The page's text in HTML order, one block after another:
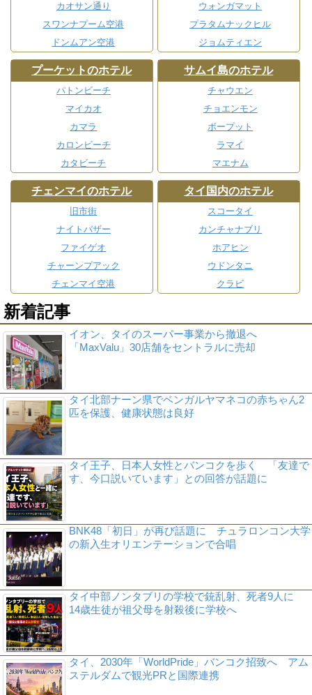
カオサン通り
スワンナプーム空港
ドンムアン空港
ウォンガマット
プラタムナックヒル
ジョムティエン
プーケットのホテル
パトンビーチ
マイカオ
カマラ
カロンビーチ
カタビーチ
サムイ島のホテル
チャウエン
チョエンモン
ボープット
ラマイ
マエナム
チェンマイのホテル
旧市街
ナイトバザー
ファイゲオ
チャーンプアック
チェンマイ空港
タイ国内のホテル
スコータイ
カンチャナブリ
ホアヒン
ウドンタニ
クラビ
新着記事
イオン、タイのスーパー事業から撤退へ
「MaxValu」30店舗をセントラルに売却
タイ北部ナーン県でベンガルヤマネコの赤ちゃん2
匹を保護、健康状態は良好
タイ王子、日本人女性とバンコクを歩く 「友達で
す、今口説いています」との回答が話題に
BNK48「初日」が再び話題に チュラロンコン大学
の新入生オリエンテーションで合唱
タイ中部ノンタブリの学校で銃乱射、死者9人に
14歳生徒が祖父母を射殺後に学校へ
タイ、2030年「WorldPride」バンコク招致へ アム
ステルダムで観光PRと国際連携